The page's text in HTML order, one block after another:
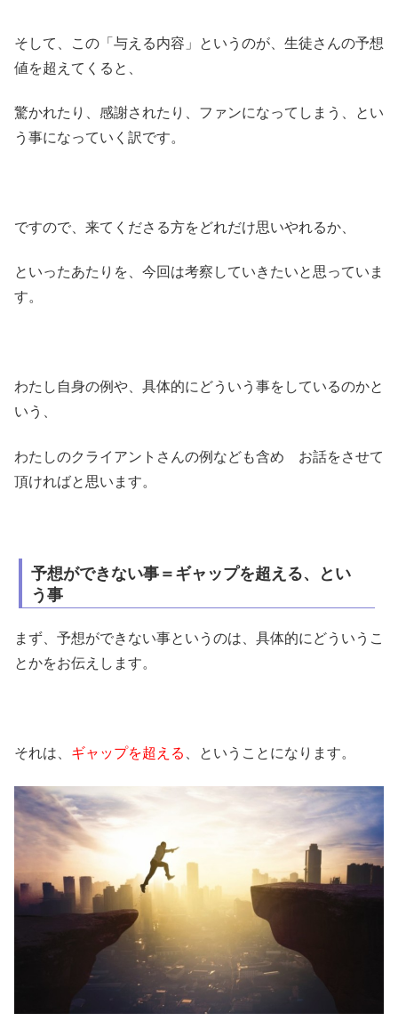
そして、この「与える内容」というのが、生徒さんの予想
値を超えてくると、
驚かれたり、感謝されたり、ファンになってしまう、とい
う事になっていく訳です。
ですので、来てくださる方をどれだけ思いやれるか、
といったあたりを、今回は考察していきたいと思っていま
す。
わたし自身の例や、具体的にどういう事をしているのかと
いう、
わたしのクライアントさんの例なども含め お話をさせて
頂ければと思います。
予想ができない事＝ギャップを超える、とい
う事
まず、予想ができない事というのは、具体的にどういうこ
とかをお伝えします。
それは、 ギャップを超える 、ということになります。